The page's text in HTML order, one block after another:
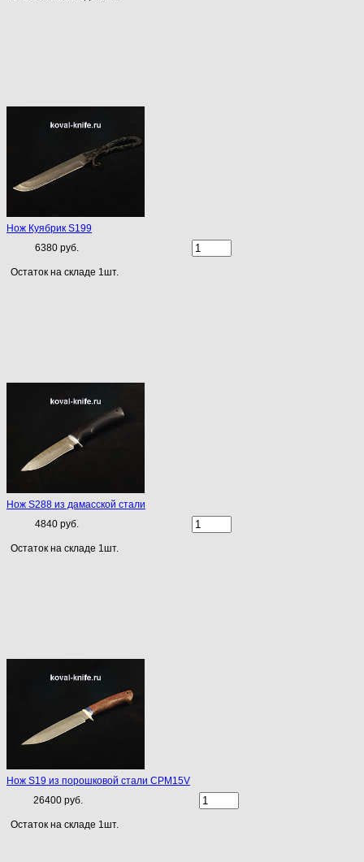
Нож Куябрик S199
6380 руб.
Остаток на складе 1шт.
Нож S288 из дамасской стали
4840 руб.
Остаток на складе 1шт.
Нож S19 из порошковой стали CPM15V
26400 руб.
Остаток на складе 1шт.